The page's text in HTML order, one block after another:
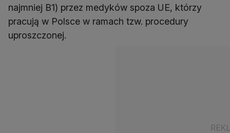
najmniej B1) przez medyków spoza UE, którzy
pracują w Polsce w ramach tzw. procedury
uproszczonej.